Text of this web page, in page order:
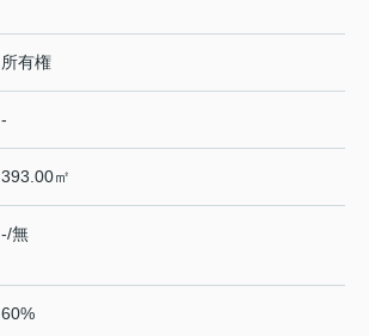
所有権
-
393.00㎡
-/無
60%